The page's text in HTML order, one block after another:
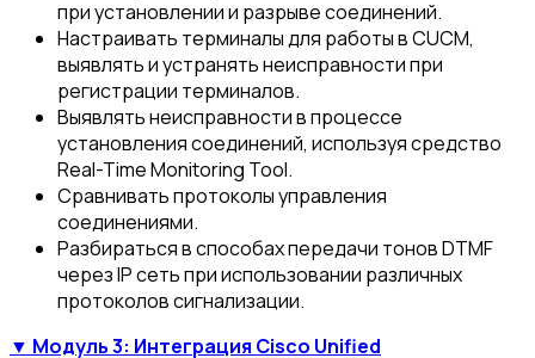
при установлении и разрыве соединений.
Настраивать терминалы для работы в CUCM,
выявлять и устранять неисправности при
регистрации терминалов.
Выявлять неисправности в процессе
установления соединений, используя средство
Real-Time Monitoring Tool.
Сравнивать протоколы управления
соединениями.
Разбираться в способах передачи тонов DTMF
через IP сеть при использовании различных
протоколов сигнализации.
▼ Модуль 3: Интеграция Cisco Unified